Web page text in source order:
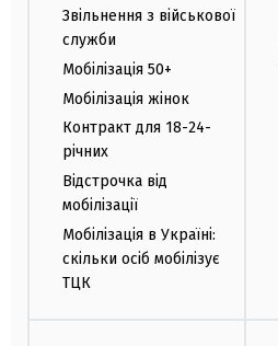
Звільнення з військової
служби
Мобілізація 50+
Мобілізація жінок
Контракт для 18-24-
річних
Відстрочка від
мобілізації
Мобілізація в Україні:
скільки осіб мобілізує
ТЦК